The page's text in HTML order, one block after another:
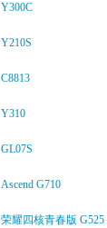
Y300C
Y210S
C8813
Y310
GL07S
Ascend G710
荣耀四核青春版 G525